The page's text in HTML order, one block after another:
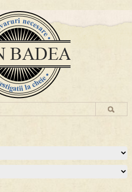
(Nemira)
lucrare despre controversatele